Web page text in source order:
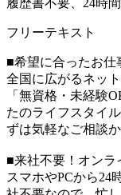
フリーテキスト
■希望に合ったお仕
全国に広がるネッ
「無資格・未経験
たのライフスタイ
ずは気軽なご相談
■来社不要！オンラ
スマホやPCから24